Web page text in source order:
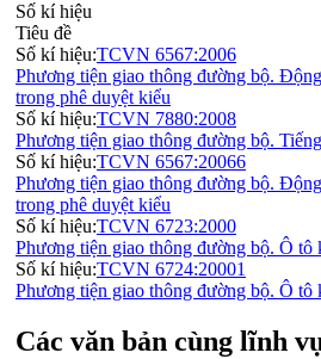
Số kí hiệu
Tiêu đề
Số kí hiệu:TCVN 6567:2006
Phương tiện giao thông đường bộ.
trong phê duyệt kiểu
Số kí hiệu:TCVN 7880:2008
Phương tiện giao thông đường bộ.
Số kí hiệu:TCVN 6567:20066
Phương tiện giao thông đường bộ.
trong phê duyệt kiểu
Số kí hiệu:TCVN 6723:2000
Phương tiện giao thông đường bộ. Ô tô
Số kí hiệu:TCVN 6724:20001
Phương tiện giao thông đường bộ. Ô tô
Các văn bản cùng lĩnh